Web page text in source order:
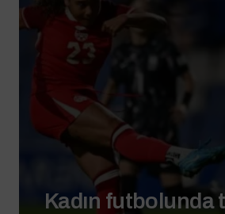
Kadın futbolunda